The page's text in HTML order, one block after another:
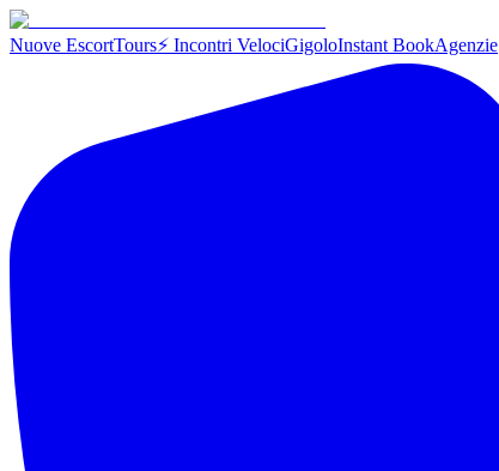
Nuove EscortTours⚡ Incontri VelociGigoloInstant BookAgenzie